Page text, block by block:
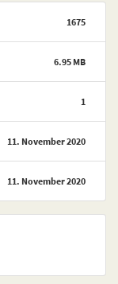
1675
6.95 MB
1
11. November 2020
11. November 2020